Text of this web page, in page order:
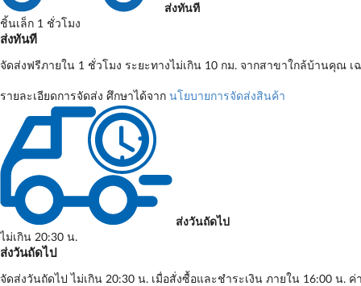
ส่งทันที
ชิ้นเล็ก 1 ชั่วโมง
ส่งทันที
จัดส่งฟรีภายใน 1 ชั่วโมง ระยะทางไม่เกิน 10 กม. จากสาขาใกล้บ้านคุณ
รายละเอียดการจัดส่ง ศึกษาได้จาก นโยบายการจัดส่งสินค้า
ส่งวันถัดไป
ไม่เกิน 20:30 น.
ส่งวันถัดไป
จัดส่งวันถัดไป ไม่เกิน 20:30 น. เมื่อสั่งซื้อและชำระเงิน ภายใน 16:00 น.